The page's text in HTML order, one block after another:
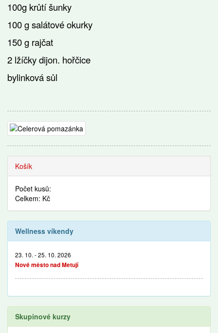
100g krůtí šunky
100 gsalátové okurky
150 g rajčat
2 lžíčky dijon. hořčice
bylinková sůl
Košík
Počet kusů:
Celkem: Kč
Wellness víkendy
23. 10. - 25. 10. 2026
Nové město nad Metují
Skupinové kurzy